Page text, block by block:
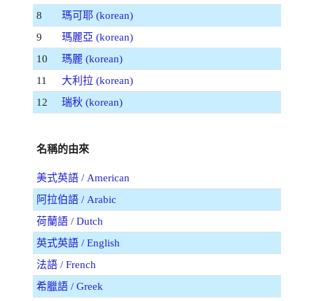
8
瑪可耶 (korean)
9
瑪麗亞 (korean)
10
瑪麗 (korean)
11
大利拉 (korean)
12
瑞秋 (korean)
名稱的由來
美式英語 / American
阿拉伯語 / Arabic
荷蘭語 / Dutch
英式英語 / English
法語 / French
希臘語 / Greek